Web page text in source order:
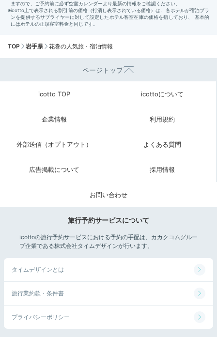
TOP 岩手県 花巻の人気旅・宿泊情報
ページトップ
icotto TOP icottoについて
企業情報 利用規約
外部送信（オプトアウト） よくある質問
広告掲載について 採用情報
お問い合わせ
旅行予約サービスについて
icottoの旅行予約サービスにおける予約の手配は、カカクコムグルー
プ企業である株式会社タイムデザインが行います。
タイムデザインとは
旅行業約款・条件書
プライバシーポリシー